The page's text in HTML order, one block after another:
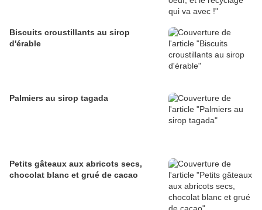
Biscuits croustillants au sirop
d'érable
Palmiers au sirop tagada
Petits gâteaux aux abricots secs,
chocolat blanc et grué de cacao